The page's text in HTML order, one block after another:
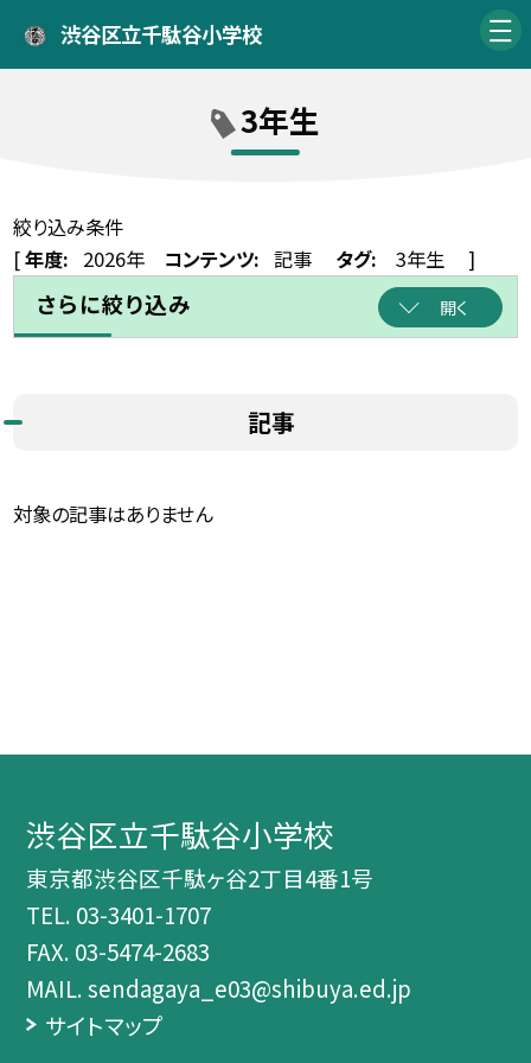
渋谷区立千駄谷小学校
3年生
絞り込み条件
[年度: 2026年 コンテンツ: 記事 タグ: 3年生 ]
さらに絞り込み 開く
記事
対象の記事はありません
渋谷区立千駄谷小学校
東京都渋谷区千駄ヶ谷2丁目4番1号
TEL. 03-3401-1707
FAX. 03-5474-2683
MAIL. sendagaya_e03@shibuya.ed.jp
サイトマップ